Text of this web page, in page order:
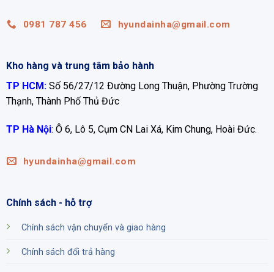
0981 787 456 hyundainha@gmail.com
Kho hàng và trung tâm bảo hành
TP HCM: Số 56/27/12 Đường Long Thuận, Phường Trường
Thạnh, Thành Phố Thủ Đức
TP Hà Nội: Ô 6, Lô 5, Cụm CN Lai Xá, Kim Chung, Hoài Đức.
hyundainha@gmail.com
Chính sách - hỗ trợ
Chính sách vận chuyển và giao hàng
Chính sách đổi trả hàng